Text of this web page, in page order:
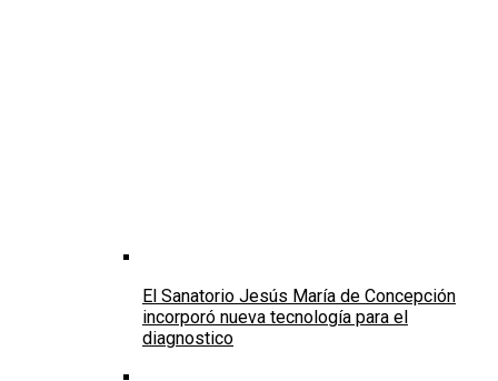
El Sanatorio Jesús María de Concepción
incorporó nueva tecnología para el
diagnostico